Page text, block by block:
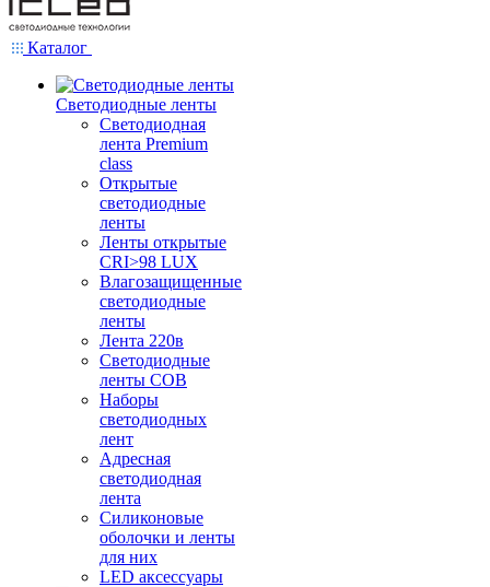
Каталог
Светодиодные ленты
Светодиодная
лента Premium
class
Открытые
светодиодные
ленты
Ленты открытые
CRI>98 LUX
Влагозащищенные
светодиодные
ленты
Лента 220в
Светодиодные
ленты COB
Наборы
светодиодных
лент
Адресная
светодиодная
лента
Силиконовые
оболочки и ленты
для них
LED аксессуары